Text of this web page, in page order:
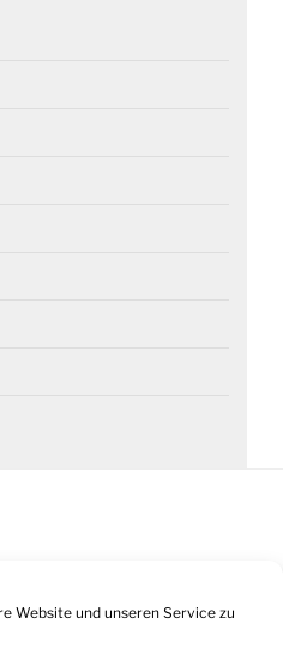
Website und unseren Service zu